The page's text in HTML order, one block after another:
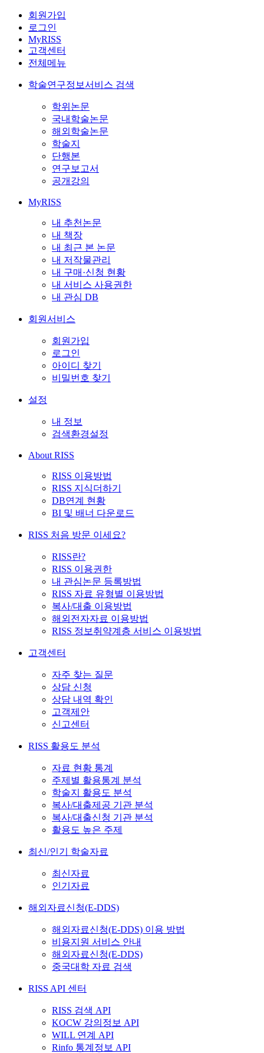
회원가입
로그인
MyRISS
고객센터
전체메뉴
학술연구정보서비스 검색
학위논문
국내학술논문
해외학술논문
학술지
단행본
연구보고서
공개강의
MyRISS
내 추천논문
내 책장
내 최근 본 논문
내 저작물관리
내 구매·신청 현황
내 서비스 사용권한
내 관심 DB
회원서비스
회원가입
로그인
아이디 찾기
비밀번호 찾기
설정
내 정보
검색환경설정
About RISS
RISS 이용방법
RISS 지식더하기
DB연계 현황
BI 및 배너 다운로드
RISS 처음 방문 이세요?
RISS란?
RISS 이용권한
내 관심논문 등록방법
RISS 자료 유형별 이용방법
복사/대출 이용방법
해외전자자료 이용방법
RISS 정보취약계층 서비스 이용방법
고객센터
자주 찾는 질문
상담 신청
상담 내역 확인
고객제안
신고센터
RISS 활용도 분석
자료 현황 통계
주제별 활용통계 분석
학술지 활용도 분석
복사/대출제공 기관 분석
복사/대출신청 기관 분석
활용도 높은 주제
최신/인기 학술자료
최신자료
인기자료
해외자료신청(E-DDS)
해외자료신청(E-DDS) 이용 방법
비용지원 서비스 안내
해외자료신청(E-DDS)
중국대학 자료 검색
RISS API 센터
RISS 검색 API
KOCW 강의정보 API
WILL 연계 API
Rinfo 통계정보 API